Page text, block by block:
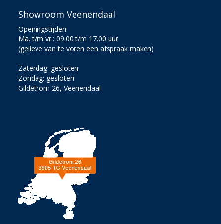
Showroom Veenendaal
Openingstijden:
Ma. t/m vr.: 09.00 t/m 17.00 uur
(gelieve van te voren een afspraak maken)
Zaterdag: gesloten
Zondag: gesloten
Gildetrom 26, Veenendaal